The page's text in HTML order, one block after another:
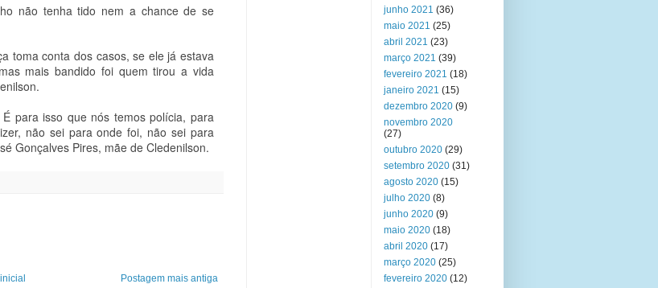
não tenha tido nem a chance de se
toma conta dos casos, se ele já estava
mais bandido foi quem tirou a vida
para isso que nós temos polícia, para
não sei para onde foi, não sei para
Gonçalves Pires, mãe de Cledenilson.
Postagem mais antiga
junho 2021 (36)
maio 2021 (25)
abril 2021 (23)
março 2021 (39)
fevereiro 2021 (18)
janeiro 2021 (15)
dezembro 2020 (9)
novembro 2020
(27)
outubro 2020 (29)
setembro 2020 (31)
agosto 2020 (15)
julho 2020 (8)
junho 2020 (9)
maio 2020 (18)
abril 2020 (17)
março 2020 (25)
fevereiro 2020 (12)